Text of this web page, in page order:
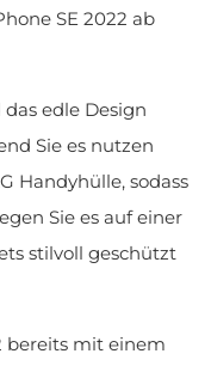
SE 2022 ab
edle Design
Sie es nutzen
Handyhülle, sodass
Sie es auf einer
stilvoll geschützt
bereits mit einem